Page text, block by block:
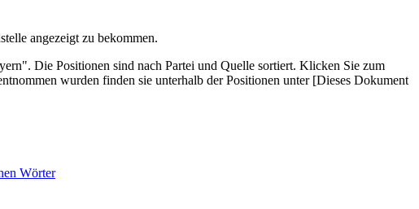
angezeigt zu bekommen.
Die Posi­tionen sind nach Partei und Quelle sortiert. Klicken Sie zum
wurden finden sie unterhalb der Positionen unter [Dieses Dokument
Wörter